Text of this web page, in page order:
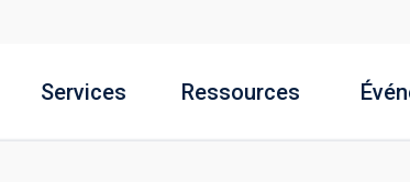
Services Ressources